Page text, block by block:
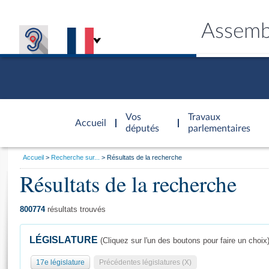
Accueil
d'accueil
Vos
députés
Travaux
parlementaires
Général
Vous
Accueil Recherche sur... Résultats de la recherche
Résultats de la recherche
800774résultats trouvés
LÉGISLATURE (Cliquez sur l'un des boutons pour faire un choix)
17e législature Précédentes législatures (X)